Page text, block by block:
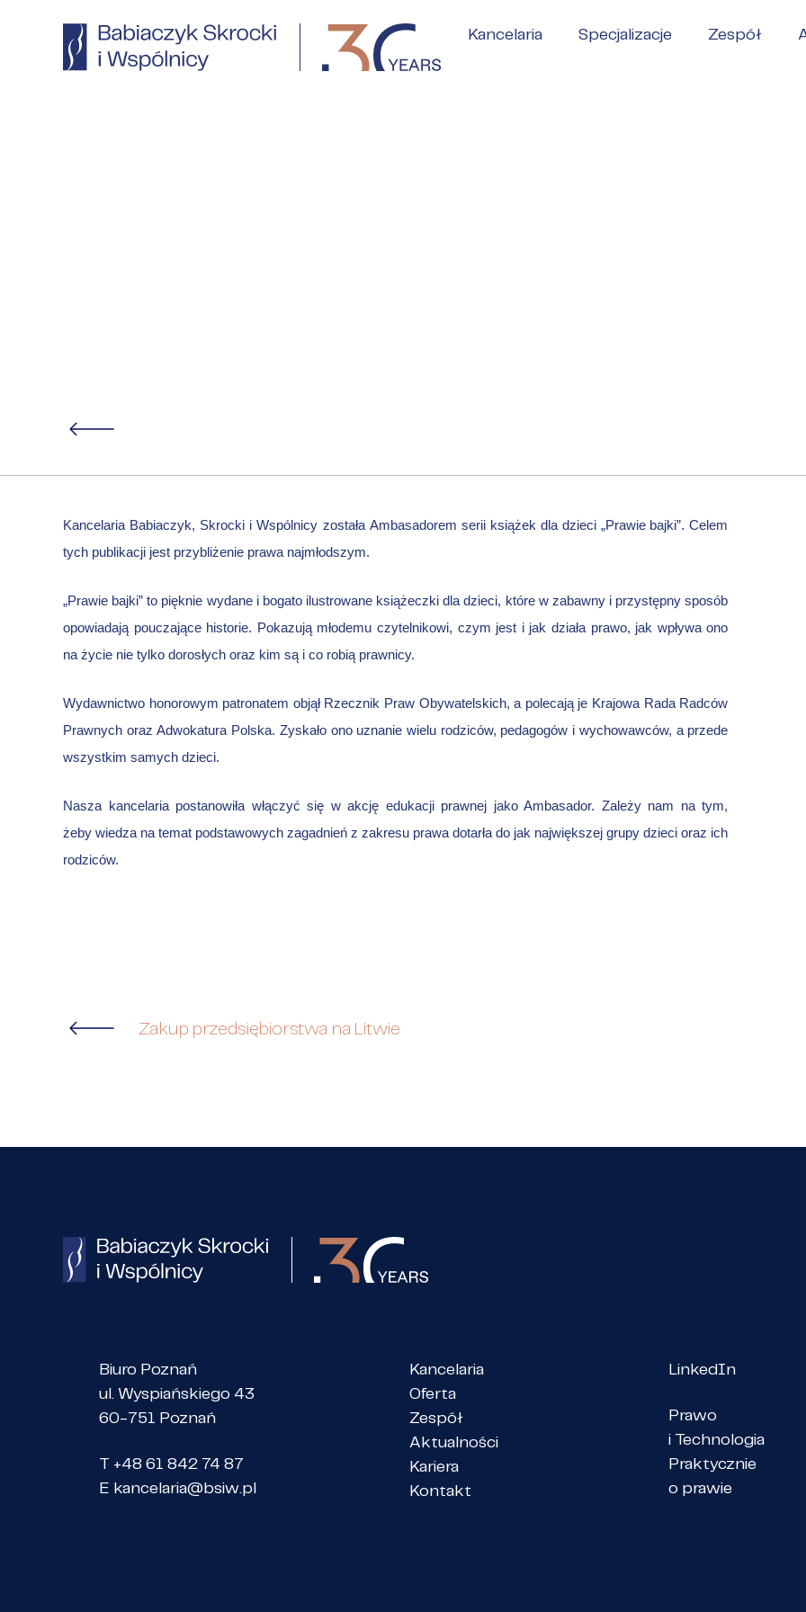
Kancelaria Specjalizacje Zespół
Kancelaria Ambasadorem
książek „Prawie bajki”.
Kancelaria Babiaczyk, Skrocki i Wspólnicy została Ambasadorem serii książek dla dzieci„Prawie bajki”. Celem
tych publikacji jest przybliżenie prawa najmłodszym.
„Prawie bajki” to pięknie wydane i bogato ilustrowane książeczki dla dzieci, które w zabawny i przystępny sposób
opowiadają pouczające historie. Pokazują młodemu czytelnikowi, czym jest i jak działa prawo, jak wpływa ono
na życie nie tylko dorosłych oraz kim są i co robią prawnicy.
Wydawnictwo honorowym patronatem objął Rzecznik Praw Obywatelskich, a polecają je Krajowa Rada Radców
Prawnych oraz Adwokatura Polska. Zyskało ono uznanie wielu rodziców, pedagogów i wychowawców, a przede
wszystkim samych dzieci.
Nasza kancelaria postanowiła włączyć się w akcję edukacji prawnej jako Ambasador. Zależy nam na tym,
żeby wiedza na temat podstawowych zagadnień z zakresu prawa dotarła do jak największej grupy dzieci oraz ich
rodziców.
Zakup przedsiębiorstwa na Litwie
Biuro Poznań
ul. Wyspiańskiego 43
60-751 Poznań
T +48 61 842 74 87
E kancelaria@bsiw.pl
Kancelaria
Oferta
Zespół
Aktualności
Kariera
Kontakt
LinkedIn
Prawo
i Technologia
Praktycznie
o prawie